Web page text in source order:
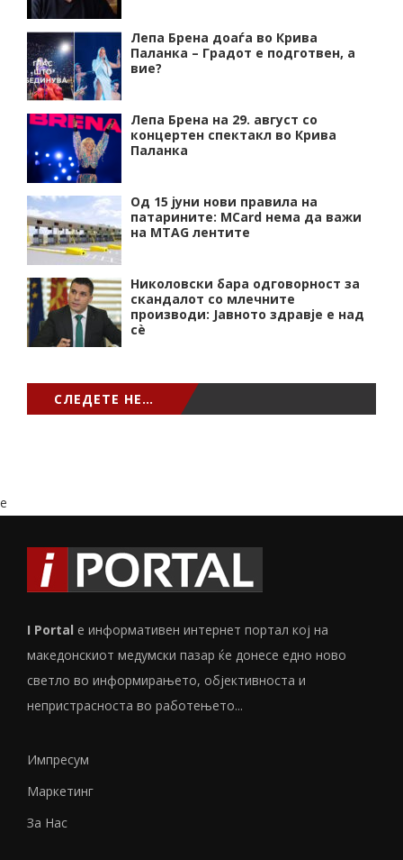
Лепа Брена доаѓа во Крива
Паланка – Градот е подготвен, а
вие?
Лепа Брена на 29. август со
концертен спектакл во Крива
Паланка
Од 15 јуни нови правила на
патарините: MCard нема да важи
на MTAG лентите
Николовски бара одговорност за
скандалот со млечните
производи: Јавното здравје е над
сѐ
СЛЕДЕТЕ НЕ…
e
I Portal е информативен интернет портал кој на
македонскиот медумски пазар ќе донесе едно ново
светло во информирањето, објективноста и
непристрасноста во работењето...
Импресум
Маркетинг
За Нас